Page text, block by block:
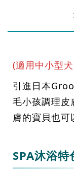
(適用中小型
引進日本
毛小孩調理皮
膚的寶貝也可
SPA沐浴特